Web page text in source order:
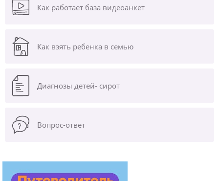
Как работает база видеоанкет
Как взять ребенка в семью
Диагнозы детей- сирот
Вопрос-ответ